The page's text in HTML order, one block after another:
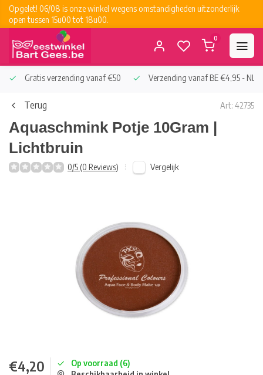
Opgelet! 06/08 is onze winkel wegens omstandigheden uitzonderlijk
open tussen 15u00 tot 18u00.
0
Gratis verzending vanaf €50 Verzending vanaf BE €4,95 - NL
Terug Art: 42735
Aquaschmink Potje 10Gram |
Lichtbruin
0/5 (0 Reviews) Vergelijk
€4,20
Op voorraad (6)